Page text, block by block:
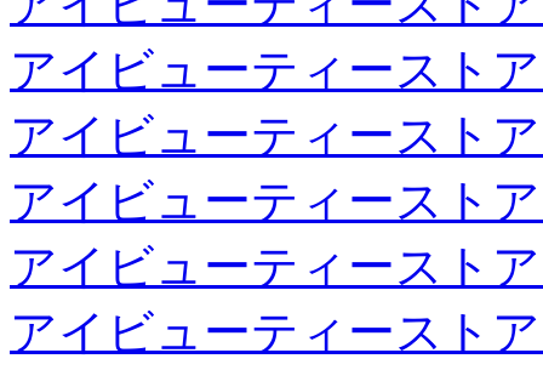
アイビューティースト
アイビューティースト
アイビューティースト
アイビューティースト
アイビューティースト